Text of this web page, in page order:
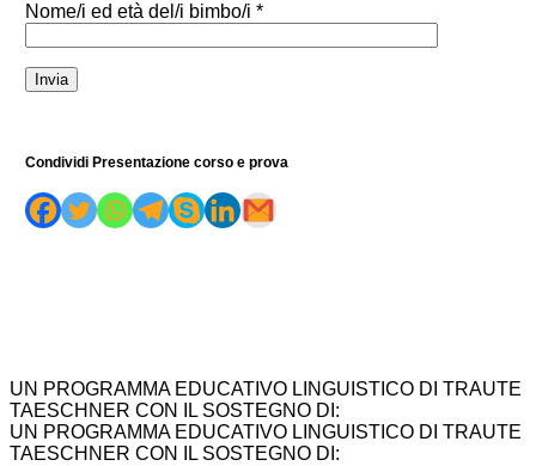
Nome/i ed età del/i bimbo/i *
Condividi Presentazione corso e prova
UN PROGRAMMA EDUCATIVO LINGUISTICO DI TRAUTE
TAESCHNER CON IL SOSTEGNO DI:
UN PROGRAMMA EDUCATIVO LINGUISTICO DI TRAUTE
TAESCHNER CON IL SOSTEGNO DI: